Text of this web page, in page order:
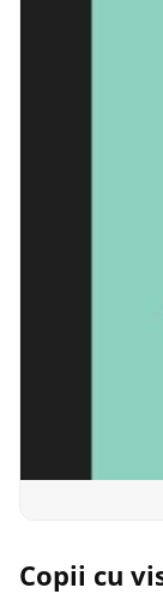
Copii cu